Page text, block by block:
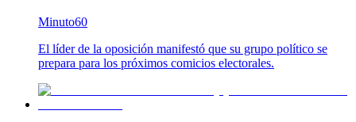
Minuto60
El líder de la oposición manifestó que su grupo político se
prepara para los próximos comicios electorales.